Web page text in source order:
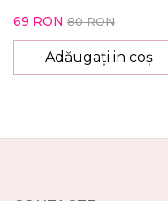
69 RON 80 RON
Adăugați in coș